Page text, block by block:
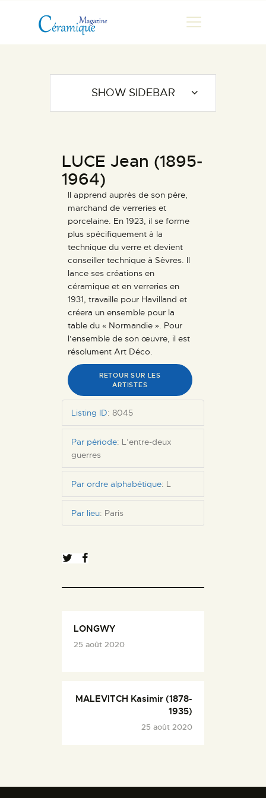
MAGAZINE
CHRONIQUES DE LUC
LES ARTISTES
GALERIES
MARCHANDES
DOCUMENTATION
CONTACT
ESPACE PRO
LUCE Jean (1895-
1964)
Il apprend auprès de son père,
marchand de verreries et
porcelaine. En 1923, il se forme
plus spécifiquement à la
technique du verre et devient
conseiller technique à Sèvres. Il
lance ses créations en
céramique et en verreries en
1931, travaille pour Havilland et
créera un ensemble pour la
table du « Normandie ». Pour
l’ensemble de son œuvre, il est
résolument Art Déco.
RETOUR SUR LES
ARTISTES
Listing ID: 8045
Par période: L’entre-deux
guerres
Par ordre alphabétique: L
Par lieu: Paris
LONGWY
25 août 2020
MALEVITCH Kasimir (1878-
1935)
25 août 2020
SHOW SIDEBAR